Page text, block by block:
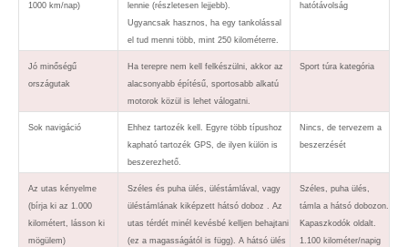
1000 km/nap)
lennie (részletesen lejjebb).
Ugyancsak hasznos, ha egy tankolással
el tud menni több, mint 250 kilométerre.
hatótávolság
Jó minőségű
országutak
Ha terepre nem kell felkészülni, akkor az
alacsonyabb építésű, sportosabb alkatú
motorok közül is lehet válogatni.
Sport túra kategória
Sok navigáció
Ehhez tartozék kell. Egyre több típushoz
kapható tartozék GPS, de ilyen külön is
beszerezhető.
Nincs, de tervezem a
beszerzését
Az utas kényelme
(bírja ki az 1.000
kilométert, lásson ki
mögülem)
Széles és puha ülés, üléstámlával, vagy
üléstámlának kiképzett hátsó doboz . Az
utas térdét minél kevésbé kelljen behajtani
(ez a magasságától is függ). A hátsó ülés
Széles, puha ülés,
támla a hátsó dobozon.
Kapaszkodók oldalt.
1.100 kilométer/napig